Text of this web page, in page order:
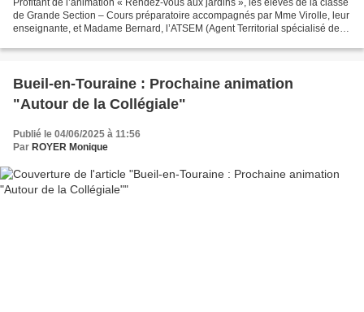
Profitant de l’animation « Rendez-vous aux jardins », les élèves de la classe
de Grande Section – Cours préparatoire accompagnés par Mme Virolle, leur
enseignante, et Madame Bernard, l’ATSEM (Agent Territorial spécialisé des
Bueil-en-Touraine : Prochaine animation
"Autour de la Collégiale"
Publié le 04/06/2025 à 11:56
Par ROYER Monique